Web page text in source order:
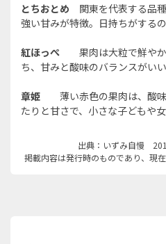
とちおとめ 関東を代表する品
強い甘みが特徴。日持ちがするの
紅ほっぺ 果肉は大粒で鮮やか
ち、甘みと酸味のバランスがい
章姫 薄い赤色の果肉は、酸味
たりと甘さで、小さな子どもや女
出典：いずみ自慢
掲載内容は発行時のものであり、現